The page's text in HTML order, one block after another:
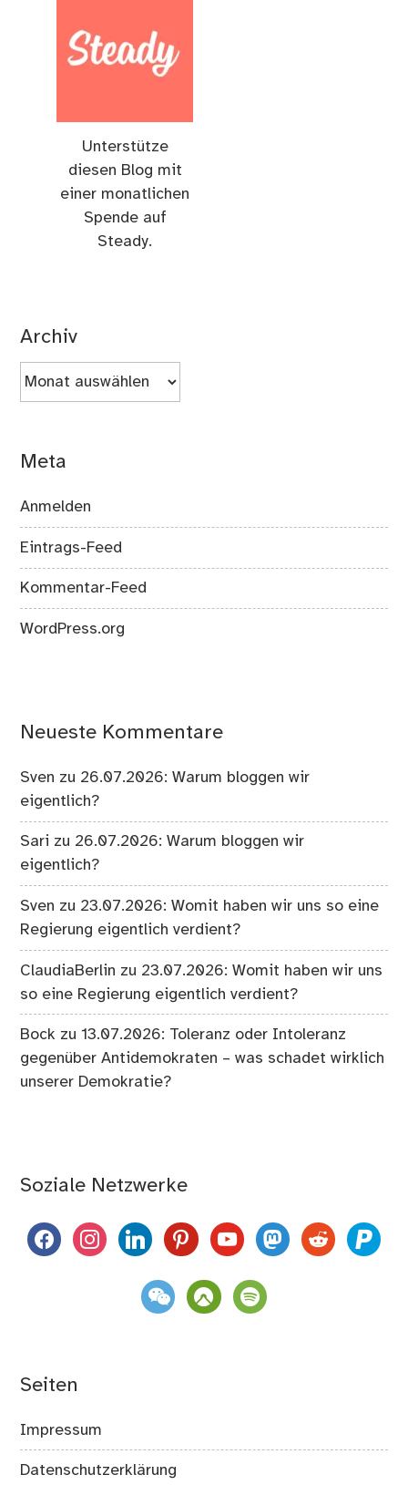
Unterstütze
diesen Blog mit
einer monatlichen
Spende auf
Steady.
Archiv
Archiv
Meta
Anmelden
Eintrags-Feed
Kommentar-Feed
WordPress.org
Neueste Kommentare
Sven zu 26.07.2026: Warum bloggen wir
eigentlich?
Sari zu 26.07.2026: Warum bloggen wir
eigentlich?
Sven zu 23.07.2026: Womit haben wir uns so eine
Regierung eigentlich verdient?
ClaudiaBerlin zu 23.07.2026: Womit haben wir uns
so eine Regierung eigentlich verdient?
Bock zu13.07.2026: Toleranz oder Intoleranz
gegenüber Antidemokraten – was schadet wirklich
unserer Demokratie?
Soziale Netzwerke
facebookinstagramlinkedinpinterestyoutubemastodon
reddit paypal
weixin komootspotify
Seiten
Impressum
Datenschutzerklärung